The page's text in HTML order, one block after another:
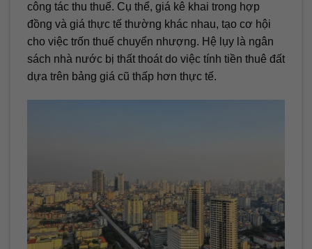
công tác thu thuế. Cụ thể, giá kê khai trong hợp
đồng và giá thực tế thường khác nhau, tạo cơ hội
cho việc trốn thuế chuyển nhượng. Hệ lụy là ngân
sách nhà nước bị thất thoát do việc tính tiền thuê đất
dựa trên bảng giá cũ thấp hơn thực tế.